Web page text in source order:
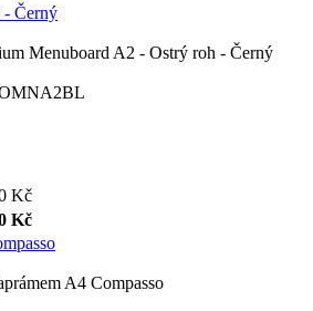
- Černý
Kč
Kč